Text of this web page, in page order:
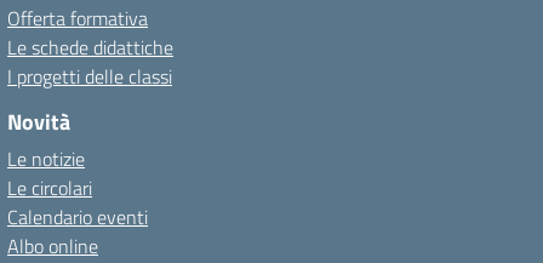
Offerta formativa
Le schede didattiche
I progetti delle classi
Novità
Le notizie
Le circolari
Calendario eventi
Albo online